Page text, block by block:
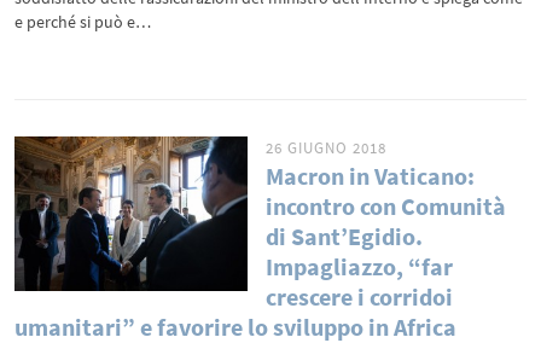
e perché si può e…
26 GIUGNO 2018
Macron in Vaticano:
incontro con Comunità
di Sant’Egidio.
Impagliazzo, “far
crescere i corridoi
umanitari” e favorire lo sviluppo in Africa